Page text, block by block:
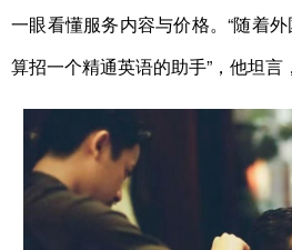
一眼看懂服务内容与价格。“随着
算招一个精通英语的助手”，他坦言